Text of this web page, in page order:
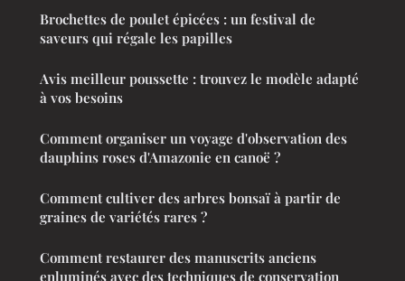
Brochettes de poulet épicées : un festival de
saveurs qui régale les papilles
Avis meilleur poussette : trouvez le modèle adapté
à vos besoins
Comment organiser un voyage d'observation des
dauphins roses d'Amazonie en canoë ?
Comment cultiver des arbres bonsaï à partir de
graines de variétés rares ?
Comment restaurer des manuscrits anciens
enluminés avec des techniques de conservation